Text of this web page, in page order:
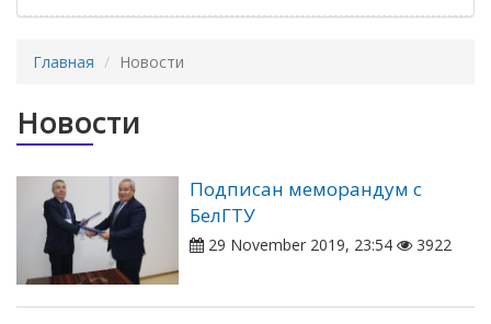
Главная Новости
Новости
Подписан меморандум с
БелГТУ
29 November 2019, 23:54 3922